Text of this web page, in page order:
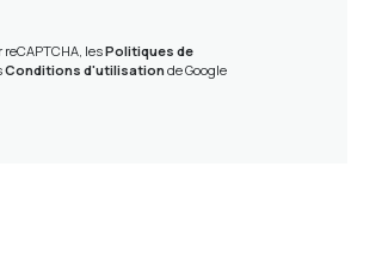
lesPolitiques de
Conditions d'utilisationde Google